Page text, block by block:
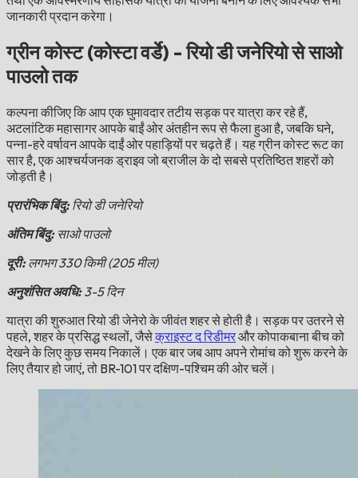
जानकारी प्रदान करेगा।
ग्रीन कोस्ट (कोस्टा वर्डे) - रियो डी जनेरियो से साओ
पाउलो तक
कल्पना कीजिए कि आप एक घुमावदार तटीय सड़क पर यात्रा कर रहे हैं,
अटलांटिक महासागर आपके बाईं ओर अंतहीन रूप से फैला हुआ है, जबकि घने,
पन्ना-हरे वर्षावन आपके दाईं ओर पहाड़ियों पर चढ़ते हैं। यह ग्रीन कोस्ट रूट का
सार है, एक आश्चर्यजनक ड्राइव जो ब्राजील के दो सबसे प्रतिष्ठित शहरों को
जोड़ती है।
प्रारंभिक बिंदु: रियो डी जनेरियो
अंतिम बिंदु: साओ पाउलो
दूरी: लगभग 330 किमी (205 मील)
अनुशंसित अवधि: 3-5 दिन
यात्रा की शुरुआत रियो डी जेनेरो के जीवंत शहर से होती है। सड़क पर उतरने से
पहले, शहर के प्रसिद्ध स्थलों, जैसेक्राइस्ट द रिडीमरऔर कोपाकबाना बीच को
देखने के लिए कुछ समय निकालें। एक बार जब आप अपने रोमांच को शुरू करने के
लिए तैयार हो जाएं, तो BR-101 पर दक्षिण-पश्चिम की ओर चलें।